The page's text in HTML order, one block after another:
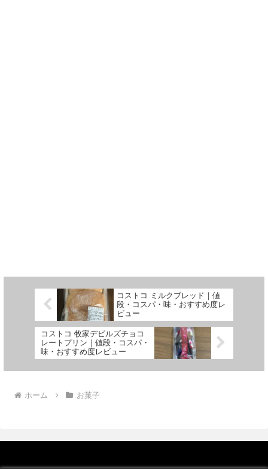
コストコ ミルクブレッド｜値
段・コスパ・味・おすすめ度レ
ビュー
コストコ 牧家デビルズチョコ
レートプリン｜値段・コスパ・
味・おすすめ度レビュー
ホーム お菓子